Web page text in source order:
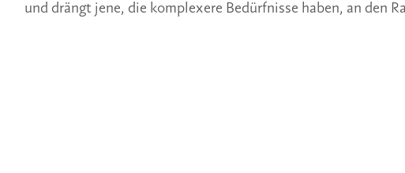
und drängt jene, die komplexere Bedürfnisse haben, an den